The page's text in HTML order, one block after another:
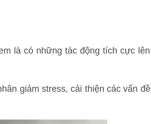
là có những tác động tích cực lên
giảm stress, cải thiện các vấn đề